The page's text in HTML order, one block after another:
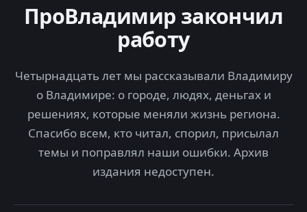
ПроВладимир закончил
работу
Четырнадцать лет мы рассказывали Владимиру
о Владимире: о городе, людях, деньгах и
решениях, которые меняли жизнь региона.
Спасибо всем, кто читал, спорил, присылал
темы и поправлял наши ошибки. Архив
издания недоступен.